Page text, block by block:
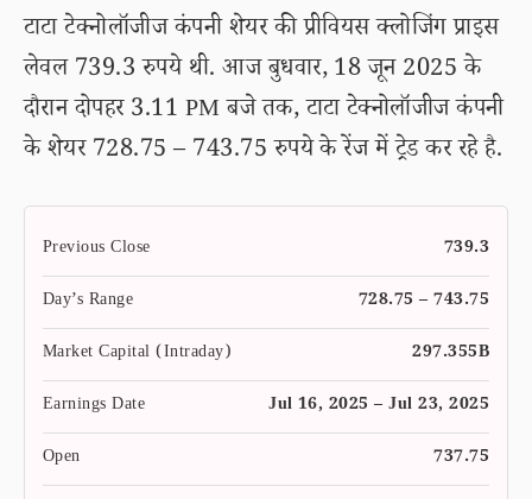
टाटा टेक्नोलॉजीज कंपनी शेयर की प्रीवियस क्लोजिंग प्राइस
लेवल 739.3 रुपये थी. आज बुधवार, 18 जून 2025 के
दौरान दोपहर 3.11 PM बजे तक, टाटा टेक्नोलॉजीज कंपनी
के शेयर 728.75 – 743.75 रुपये के रेंज में ट्रेड कर रहे है.
Previous Close
739.3
Day’s Range
728.75 – 743.75
Market Capital (Intraday)
297.355B
Earnings Date
Jul 16, 2025 – Jul 23, 2025
Open
737.75